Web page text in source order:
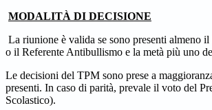
MODALITÀ DI DECISIONE
La riunione è valida se sono presenti almeno
o il Referente Antibullismo e la metà più uno
Le decisioni del TPM sono prese a
presenti. In caso di parità, prevale il voto del
Scolastico).